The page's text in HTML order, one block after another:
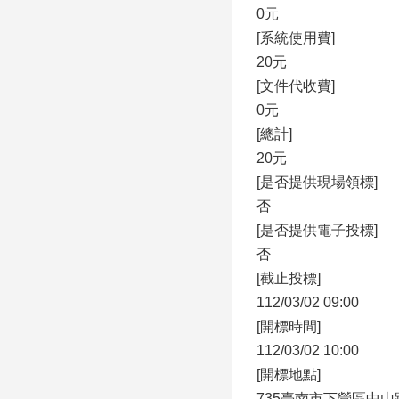
0元
[系統使用費]
20元
[文件代收費]
0元
[總計]
20元
[是否提供現場領標]
否
[是否提供電子投標]
否
[截止投標]
112/03/02 09:00
[開標時間]
112/03/02 10:00
[開標地點]